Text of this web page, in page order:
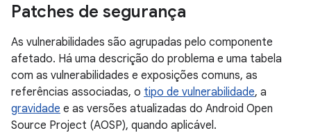
Patches de segurança
As vulnerabilidades são agrupadas pelo componente
afetado. Há uma descrição do problema e uma tabela
com as vulnerabilidades e exposições comuns, as
referências associadas, o tipo de vulnerabilidade, a
gravidade e as versões atualizadas do Android Open
Source Project (AOSP), quando aplicável.